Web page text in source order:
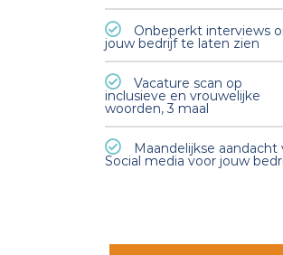
Onbeperkt interviews
jouw bedrijf te laten zien
Vacature scan op
inclusieve en vrouwelijke
woorden, 3 maal
Maandelijkse aandacht
Social media voor jouw